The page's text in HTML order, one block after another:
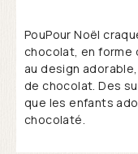
PouPour Noël
chocolat, en forme
au design
de chocolat. Des
que les enfants
chocolaté.